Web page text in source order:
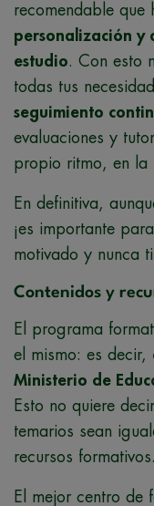
recomendable que
personalización y
estudio. Con esto
todas tus
seguimiento
evaluaciones y
propio ritmo, en la
En definitiva,
¡es importante
motivado y nunca
Contenidos y
El programa
el mismo: es decir,
Ministerio de
Esto no quiere
temarios sean
recursos formativos.
El mejor centro de